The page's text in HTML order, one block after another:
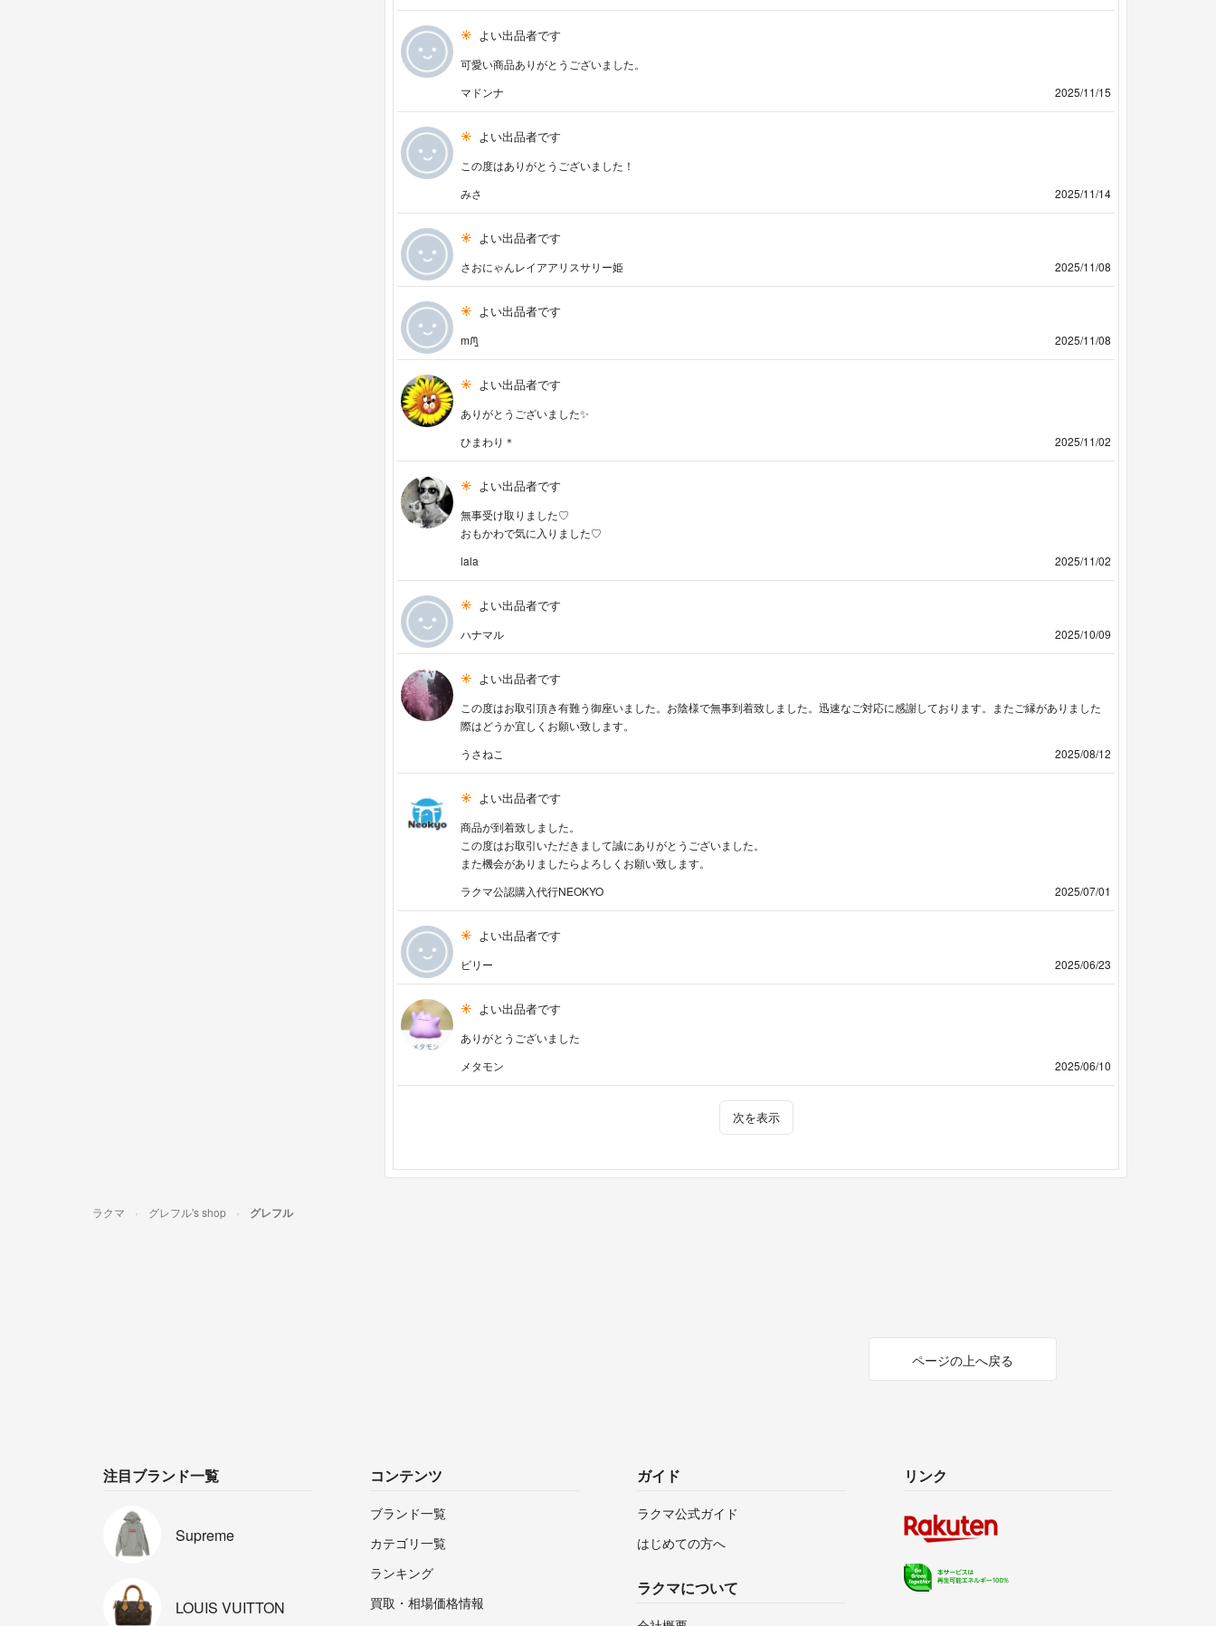
よい出品者です
可愛い商品ありがとうございました。
マドンナ
2025/11/15
よい出品者です
この度はありがとうございました！
みさ
2025/11/14
よい出品者です
さおにゃんレイアアリスサリー姫 2025/11/08
よい出品者です
mᙏ̤̫ 2025/11/08
よい出品者です
ありがとうございました✨
ひまわり＊
2025/11/02
よい出品者です
無事受け取りました♡
おもかわで気に入りました♡
lala
2025/11/02
よい出品者です
ハナマル 2025/10/09
よい出品者です
この度はお取引頂き有難う御座いました。お陰様で無事到着致しました。迅速なご対応に感謝しております。またご縁がありました
際はどうか宜しくお願い致します。
うさねこ
2025/08/12
よい出品者です
商品が到着致しました。
この度はお取引いただきまして誠にありがとうございました。
また機会がありましたらよろしくお願い致します。
ラクマ公認購入代行NEOKYO
2025/07/01
よい出品者です
ビリー 2025/06/23
よい出品者です
ありがとうございました
メタモン
2025/06/10
次を表示
ラクマ グレフル's shop グレフル
ページの上へ戻る
注目ブランド一覧
Supreme
LOUIS VUITTON
コンテンツ
ブランド一覧
カテゴリ一覧
ランキング
買取・相場価格情報
ガイド
ラクマ公式ガイド
はじめての方へ
ラクマについて
リンク